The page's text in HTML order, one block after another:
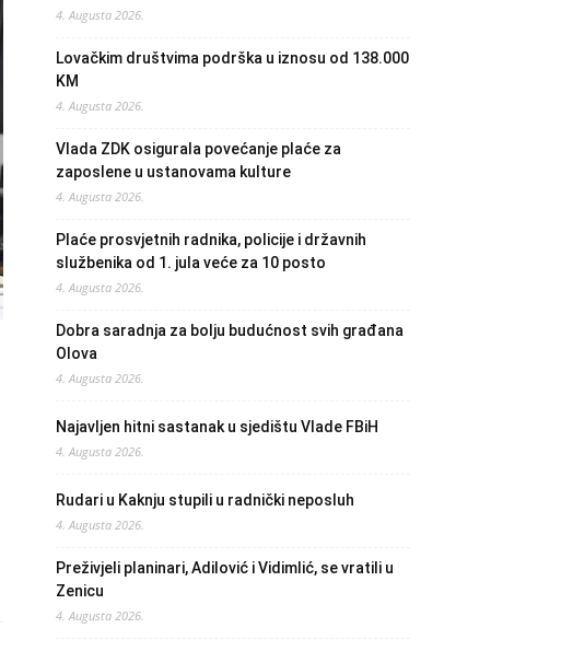
4. Augusta 2026.
Lovačkim društvima podrška u iznosu od 138.000
KM
4. Augusta 2026.
Vlada ZDK osigurala povećanje plaće za
zaposlene u ustanovama kulture
4. Augusta 2026.
Plaće prosvjetnih radnika, policije i državnih
službenika od 1. jula veće za 10 posto
4. Augusta 2026.
Dobra saradnja za bolju budućnost svih građana
Olova
4. Augusta 2026.
Najavljen hitni sastanak u sjedištu Vlade FBiH
4. Augusta 2026.
Rudari u Kaknju stupili u radnički neposluh
4. Augusta 2026.
Preživjeli planinari, Adilović i Vidimlić, se vratili u
Zenicu
4. Augusta 2026.